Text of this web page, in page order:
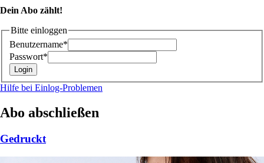
Dein Abo zählt!
Bitte einloggen
Benutzername*
Passwort*
Hilfe bei Einlog-Problemen
Abo abschließen
Gedruckt